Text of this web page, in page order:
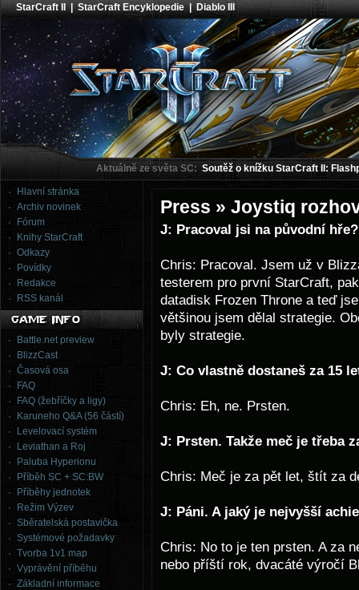
StarCraft II |StarCraft Encyklopedie|Diablo III
Aktuálně ze světa SC: Soutěž o knížku StarCraft II:
Hlavní stránka
Archiv novinek
Fórum
Knihy StarCraft
Odkazy
Povídky
Redakce
RSS kanál
Battle.net preview
BlizzCast
Časová osa
FAQ
FAQ (žebříčky a ligy)
Karuneho Q&A (56 částí)
Levelovací systém
Leviathan a Roj
Paluba Hyperionu
Příběh SC + SC:BW
Příběhy jednotek
Režim Výzev
Sběratelská postavička
Systémové požadavky
Tvorba 1v1 map
Vyprávění příběhu
Základní informace
Press » Joystiq
J: Pracoval jsi na původní hře?
Chris: Pracoval. Jsem už v
testerem pro první StarCraft,
datadisk Frozen Throne a teď
většinou jsem dělal strategie.
byly strategie.
J: Co vlastně dostaneš za 15
Chris: Eh, ne. Prsten.
J: Prsten. Takže meč je třeba
Chris: Meč je za pět let, štít za
J: Páni. A jaký je nejvyšší
Chris: No to je ten prsten. A za
nebo příští rok, dvacáté výročí